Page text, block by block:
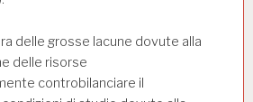
delle grosse lacune dovute alla
delle risorse
controbilanciare il